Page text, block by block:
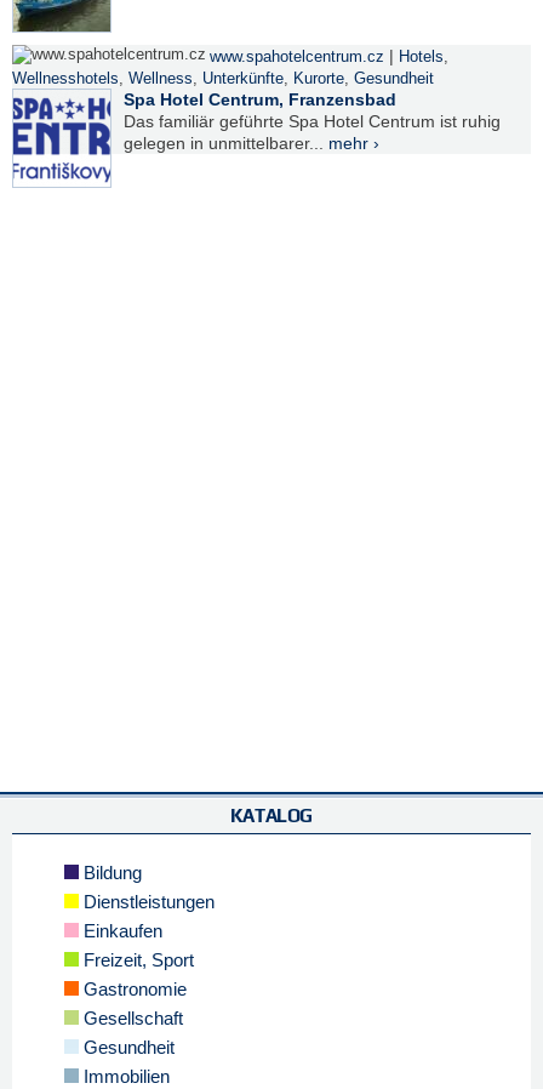
www.spahotelcentrum.cz | Hotels,
Wellnesshotels, Wellness, Unterkünfte, Kurorte, Gesundheit
Spa Hotel Centrum, Franzensbad
Das familiär geführte Spa Hotel Centrum ist ruhig
gelegen in unmittelbarer... mehr ›
KATALOG
Bildung
Dienstleistungen
Einkaufen
Freizeit, Sport
Gastronomie
Gesellschaft
Gesundheit
Immobilien